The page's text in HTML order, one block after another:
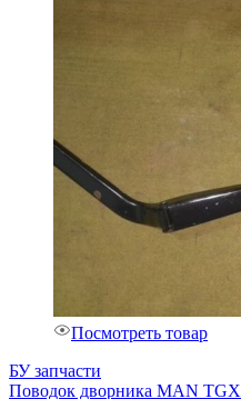
Посмотреть товар
БУ запчасти
Поводок дворника MAN TGX